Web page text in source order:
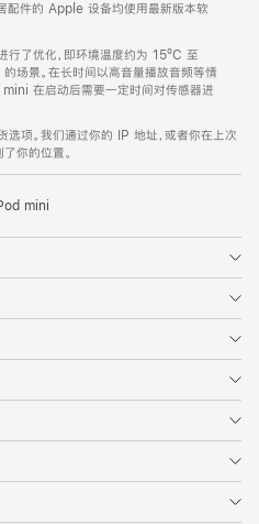
配件的 Apple 设备均使用最新版本软
行了优化，即环境温度约为 15ºC 至
场景。在长时间以高音量播放音频等情
在启动后需要一定时间对传感器进
选项。我们通过你的 IP 地址，或者你在上次
你的位置。
mini